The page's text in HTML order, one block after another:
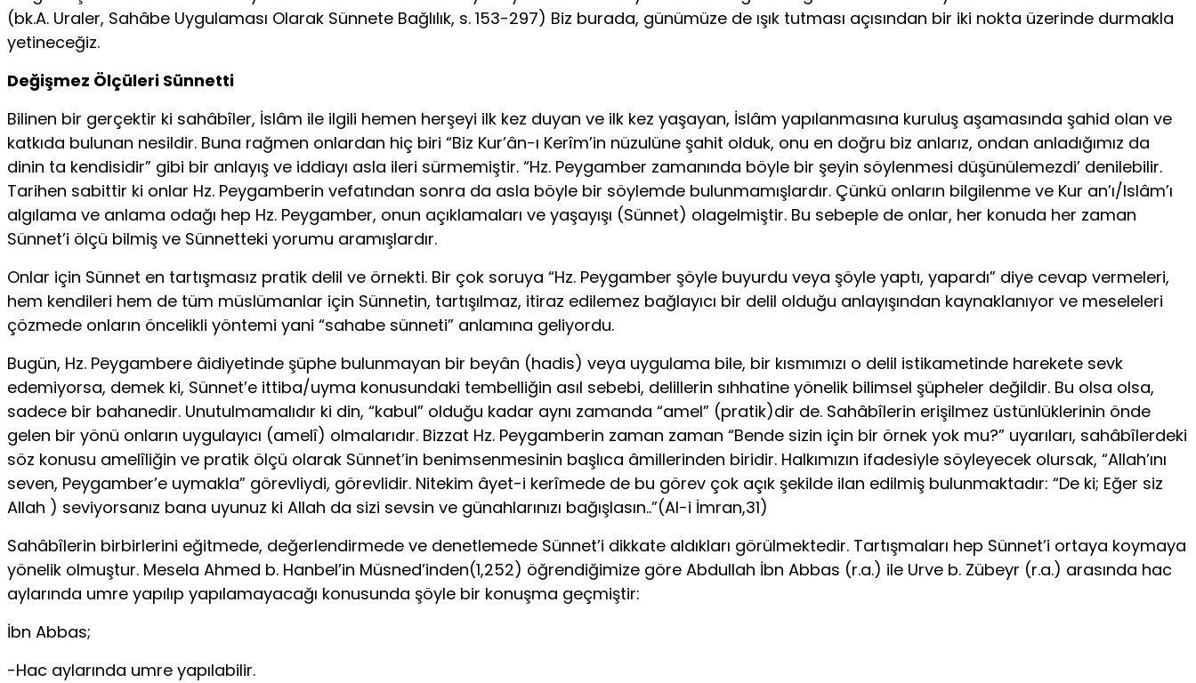
(bk.A. Uraler, Sahâbe Uygulaması Olarak Sünnete Bağlılık, s. 153-297) Biz burada, günümüze de ışık tutma­sı açısından bir iki nokta üzerinde durmakla
yetineceğiz.
Değişmez Ölçüleri Sünnetti
Bilinen bir gerçektir ki sahâbîler, İslâm ile ilgili hemen herşeyi ilk kez duyan ve ilk kez yaşayan, İslâm yapılanmasına kuruluş aşamasında şahid olan ve
katkıda bulunan nesildir. Buna rağmen onlardan hiç biri “Biz Kur’ân-ı Kerîm’in nüzulüne şahit olduk, onu en doğru biz anlarız, ondan anladığımız da
dinin ta kendisidir” gibi bir anlayış ve iddiayı asla ileri sürmemiştir. “Hz. Peygamber za­manında böyle bir şeyin söylenmesi düşünülemezdi’ denilebilir.
Tarihen sabittir ki onlar Hz. Peygamberin vefatından sonra da asla böyle bir söylemde bulunmamışlardır. Çünkü onların bilgilenme ve Kur an’ı/Islâm’ı
algılama ve anlama odağı hep Hz. Peygamber, onun açıklamaları ve yaşayışı (Sünnet) olagelmiştir. Bu sebeple de onlar, her konuda her zaman
Sünnet’i ölçü bilmiş ve Sünnetteki yorumu aramışlardır.
Onlar için Sünnet en tartışmasız pratik delil ve örnekti. Bir çok soruya “Hz. Peygamber şöyle buyurdu veya şöyle yaptı, yapardı” diye cevap vermeleri,
hem kendileri hem de tüm müslümanlar için Sünnetin, tartışılmaz, itiraz edilemez bağlayıcı bir delil olduğu an­layışından kaynaklanıyor ve meseleleri
çözmede onların öncelikli yöntemi yani “sahabe sünneti” anlamına geliyordu.
Bugün, Hz. Peygambere âidiyetinde şüphe bulunmayan bir beyân (hadis) veya uygulama bile, bir kısmımızı o delil istikame­tinde harekete sevk
edemiyorsa, demek ki, Sünnet’e ittiba/uyma konusundaki tembelliğin asıl sebebi, delillerin sıhhatine yöne­lik bilimsel şüpheler değildir. Bu olsa olsa,
sadece bir bahanedir. Unutulmamalıdır ki din, “kabul” olduğu kadar aynı zamanda “amel” (pratik)dir de. Sahâbîlerin erişilmez üstünlüklerinin önde
gelen bir yönü onların uygulayıcı (amelî) olmalarıdır. Bizzat Hz. Peygamberin zaman zaman “Bende sizin için bir örnek yok mu?” uyarıları, sahâbîlerdeki
söz konusu amelîliğin ve pratik ölçü olarak Sünnet’in benimsenmesinin başlıca âmillerinden biridir. Halkımı­zın ifadesiyle söyleyecek olursak, “Allah’ını
seven, Peygamber’e uymakla” görevliydi, görevlidir. Nitekim âyet-i kerîmede de bu gö­rev çok açık şekilde ilan edilmiş bulunmaktadır: “De ki; Eğer siz
Allah ) seviyorsanız bana uyunuz ki Allah da sizi sevsin ve günahlarınızı bağışlasın..”(Al-i İmran,31)
Sahâbîlerin birbirlerini eğitmede, değerlendirmede ve denet­lemede Sünnet’i dikkate aldıkları görülmektedir. Tartışmaları hep Sünnet’i ortaya koymaya
yönelik olmuştur. Mesela Ahmed b. Hanbel’in Müsned’inden(1,252) öğrendiğimize göre Abdullah İbn Abbas (r.a.) ile Urve b. Zübeyr (r.a.) arasında hac
aylarında umre yapılıp yapılamayacağı konusunda şöyle bir konuşma geçmiştir:
İbn Abbas;
-Hac aylarında umre yapılabilir.